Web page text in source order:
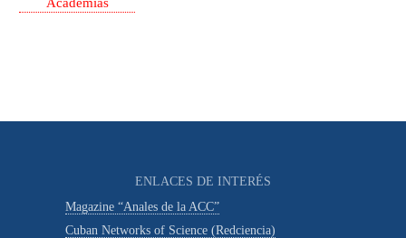
ENLACES DE INTERÉS
Magazine “Anales de la ACC”
Cuban Networks of Science (Redciencia)